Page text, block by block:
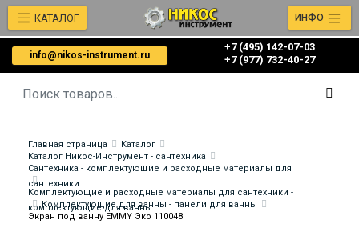
info@nikos-instrument.ru
+7 (495) 142-07-03
‎‎+7 (977) 732-40-27
КАТАЛОГ ИНФО
Главная страница
Каталог
Каталог Никос-Инструмент - сантехника
Сантехника - комплектующие и расходные материалы для
сантехники
Комплектующие и расходные материалы для сантехники -
комплектующие для ванны
Комплектующие для ванны - панели для ванны
Экран под ванну EMMY Эко 110048